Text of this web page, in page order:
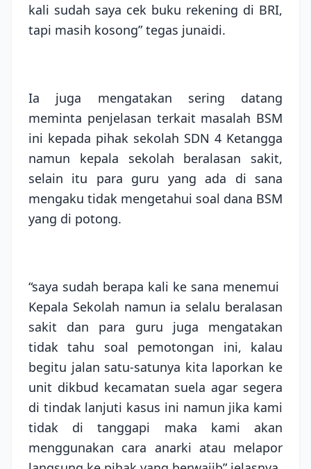
kali sudah saya cek buku rekening di BRI,
tapi masih kosong” tegas junaidi.
Ia juga mengatakan sering datang
meminta penjelasan terkait masalah BSM
ini kepada pihak sekolah SDN 4 Ketangga
namun kepala sekolah beralasan sakit,
selain itu para guru yang ada di sana
mengaku tidak mengetahui soal dana BSM
yang di potong.
“saya sudah berapa kali ke sana menemui
Kepala Sekolah namun ia selalu beralasan
sakit dan para guru juga mengatakan
tidak tahu soal pemotongan ini, kalau
begitu jalan satu-satunya kita laporkan ke
unit dikbud kecamatan suela agar segera
di tindak lanjuti kasus ini namun jika kami
tidak di tanggapi maka kami akan
menggunakan cara anarki atau melapor